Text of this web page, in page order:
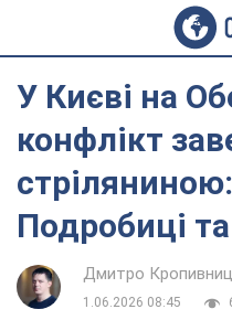
У Києві на
конфлікт
Подробиці
Дмитро
1.06.2026 08:45